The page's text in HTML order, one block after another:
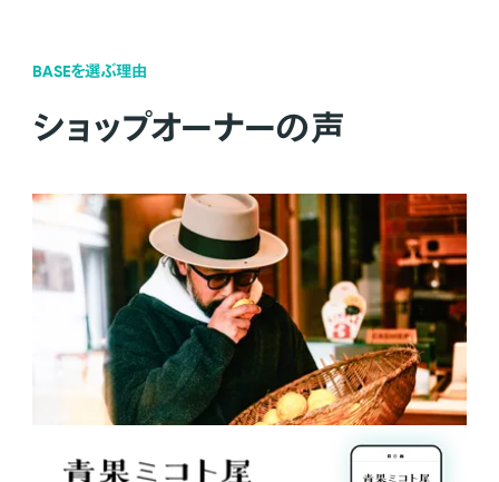
BASEを選ぶ理由
ショップオーナーの声